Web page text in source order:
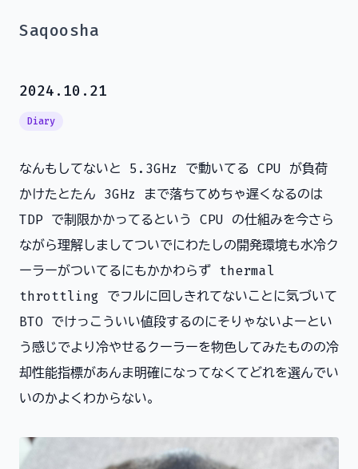
Saqoosha
2024.10.21
Diary
なんもしてないと 5.3GHz で動いてる CPU が負荷
かけたとたん 3GHz まで落ちてめちゃ遅くなるのは
TDP で制限かかってるという CPU の仕組みを今さら
ながら理解しましてついでにわたしの開発環境も水冷ク
ーラーがついてるにもかかわらず thermal
throttling でフルに回しきれてないことに気づいて
BTO でけっこういい値段するのにそりゃないよーとい
う感じでより冷やせるクーラーを物色してみたものの冷
却性能指標があんま明確になってなくてどれを選んでい
いのかよくわからない。